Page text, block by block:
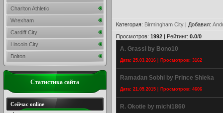
Категория: Birmingham City | Добавил:
Просмотров: 1992 | Рейтинг: 0.0/0
A. Grassi by Bono10
Дата: 25.03.2016 | Просмотров: 3162
Ramadan Sobhi by Prince Shieka
Дата: 21.05.2015 | Просмотров: 4606
R. Okotie by michi1860
Charlton Athletic
Wrexham
Cardiff City
Lincoln City
Bolton
Статистика сайта
Сейчас online